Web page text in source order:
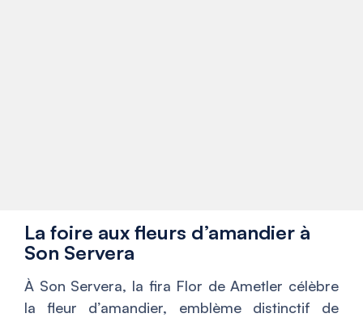
La foire aux fleurs d’amandier à
Son Servera
À Son Servera, la fira Flor de Ametler célèbre
la fleur d’amandier, emblème distinctif de